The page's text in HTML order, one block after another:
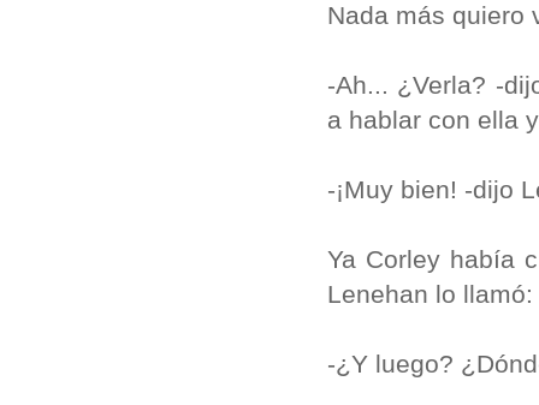
Nada más quiero
-Ah... ¿Verla? -
a hablar con ella
-¡Muy bien! -dijo
Ya Corley había
Lenehan lo llamó:
-¿Y luego?